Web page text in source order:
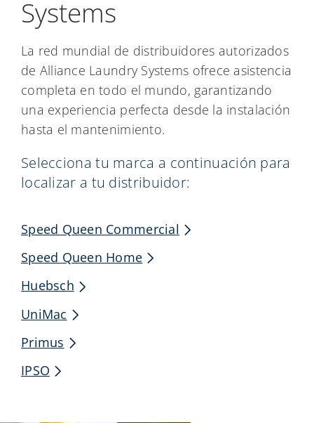
Systems
La red mundial de distribuidores autorizados
de Alliance Laundry Systems ofrece asistencia
completa en todo el mundo, garantizando
una experiencia perfecta desde la instalación
hasta el mantenimiento.
Selecciona tu marca a continuación para
localizar a tu distribuidor:
Speed Queen Commercial
Speed Queen Home
Huebsch
UniMac
Primus
IPSO